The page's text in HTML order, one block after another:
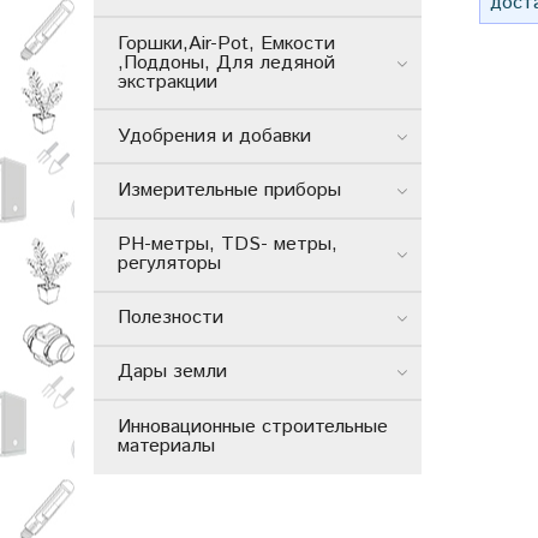
Горшки,Air-Pot, Емкости
,Поддоны, Для ледяной
экстракции
Удобрения и добавки
Измерительные приборы
РН-метры, TDS- метры,
регуляторы
Полезности
Дары земли
Инновационные строительные
материалы